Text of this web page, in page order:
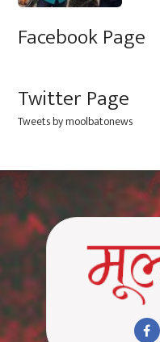
Facebook Page
Twitter Page
Tweets by moolbatonews